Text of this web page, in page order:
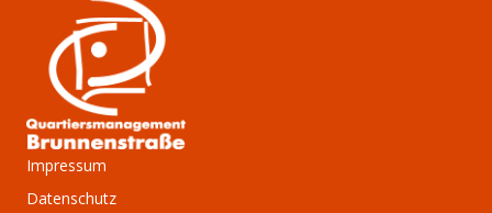
Impressum
Datenschutz